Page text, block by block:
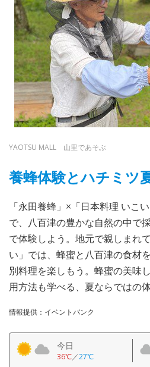
YAOTSU MALL 山里であそぶ
養蜂体験とハチミツ
「永田養蜂」×「日本料理 いこ
で、八百津の豊かな自然の中で
で体験しよう。地元で親しまれ
い」では、蜂蜜と八百津の食材
別料理を楽しもう。蜂蜜の美味
用方法も学べる、夏ならではの
情報提供：イベントバンク
今日
36℃／27℃